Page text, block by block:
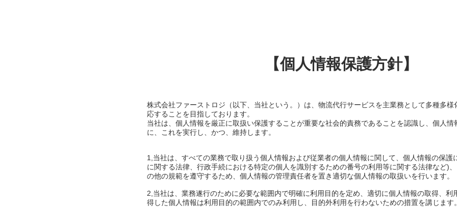
【個人情報保護方針】
株式会社ファーストロジ（以下、当社という。）は、物流代行サービスを主業務として多種多
応することを目指しております。
当社は、個人情報を厳正に取扱い保護することが重要な社会的責務であることを認識し、個人
に、これを実行し、かつ、維持します。
1,当社は、すべての業務で取り扱う個人情報および従業者の個人情報に関して、個人情報の保護
に関する法律、行政手続における特定の個人を識別するための番号の利用等に関する法律など)
の他の規範を遵守するため、個人情報の管理責任者を置き適切な個人情報の取扱いを行います。
2,当社は、業務遂行のために必要な範囲内で明確に利用目的を定め、適切に個人情報の取得、利
得した個人情報は利用目的の範囲内でのみ利用し、目的外利用を行わないための措置を講じます